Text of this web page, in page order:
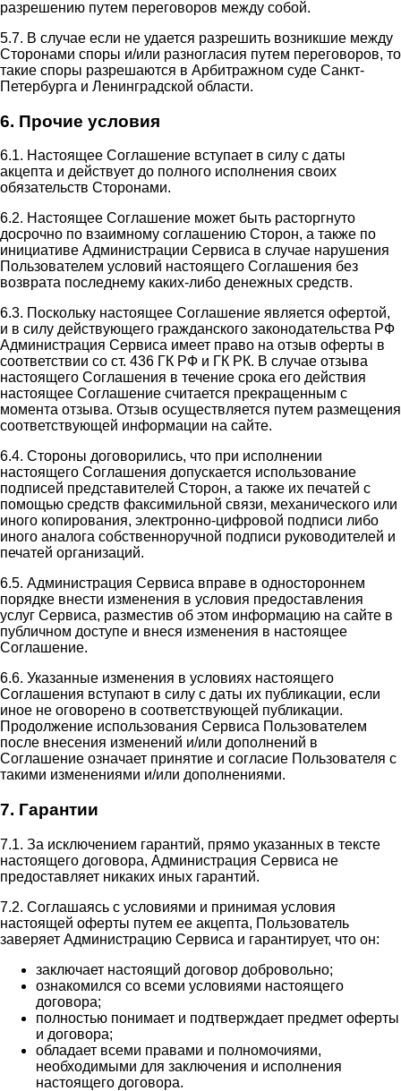
разрешению путем переговоров между собой.
5.7. В случае если не удается разрешить возникшие между
Сторонами споры и/или разногласия путем переговоров, то
такие споры разрешаются в Арбитражном суде Санкт-
Петербурга и Ленинградской области.
6. Прочие условия
6.1. Настоящее Соглашение вступает в силу с даты
акцепта и действует до полного исполнения своих
обязательств Сторонами.
6.2. Настоящее Соглашение может быть расторгнуто
досрочно по взаимному соглашению Сторон, а также по
инициативе Администрации Сервиса в случае нарушения
Пользователем условий настоящего Соглашения без
возврата последнему каких-либо денежных средств.
6.3. Поскольку настоящее Соглашение является офертой,
и в силу действующего гражданского законодательства РФ
Администрация Сервиса имеет право на отзыв оферты в
соответствии со ст. 436 ГК РФ и ГК РК. В случае отзыва
настоящего Соглашения в течение срока его действия
настоящее Соглашение считается прекращенным с
момента отзыва. Отзыв осуществляется путем размещения
соответствующей информации на сайте.
6.4. Стороны договорились, что при исполнении
настоящего Соглашения допускается использование
подписей представителей Сторон, а также их печатей с
помощью средств факсимильной связи, механического или
иного копирования, электронно-цифровой подписи либо
иного аналога собственноручной подписи руководителей и
печатей организаций.
6.5. Администрация Сервиса вправе в одностороннем
порядке внести изменения в условия предоставления
услуг Сервиса, разместив об этом информацию на сайте в
публичном доступе и внеся изменения в настоящее
Соглашение.
6.6. Указанные изменения в условиях настоящего
Соглашения вступают в силу с даты их публикации, если
иное не оговорено в соответствующей публикации.
Продолжение использования Сервиса Пользователем
после внесения изменений и/или дополнений в
Соглашение означает принятие и согласие Пользователя с
такими изменениями и/или дополнениями.
7. Гарантии
7.1. За исключением гарантий, прямо указанных в тексте
настоящего договора, Администрация Сервиса не
предоставляет никаких иных гарантий.
7.2. Соглашаясь с условиями и принимая условия
настоящей оферты путем ее акцепта, Пользователь
заверяет Администрацию Сервиса и гарантирует, что он:
заключает настоящий договор добровольно;
ознакомился со всеми условиями настоящего
договора;
полностью понимает и подтверждает предмет оферты
и договора;
обладает всеми правами и полномочиями,
необходимыми для заключения и исполнения
настоящего договора.